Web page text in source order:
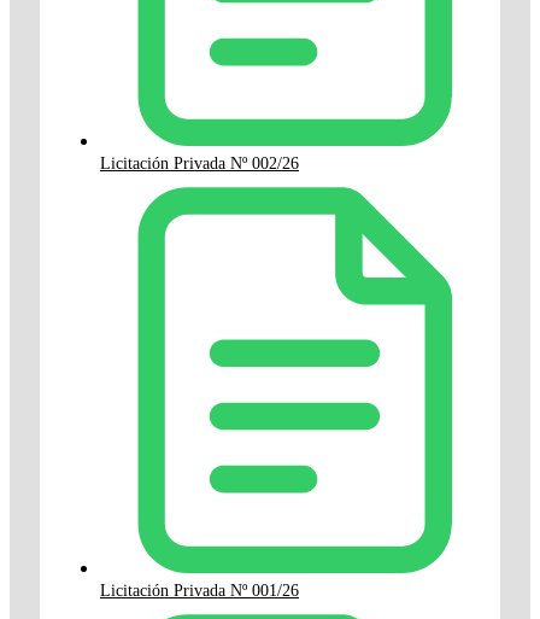
Licitación Privada Nº 002/26
Licitación Privada Nº 001/26